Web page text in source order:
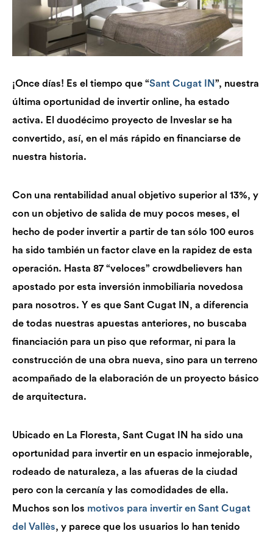
¡Once días! Es el tiempo que “Sant Cugat IN”, nuestra
última oportunidad de invertir online, ha estado
activa. El duodécimo proyecto de Inveslar se ha
convertido, así, en el más rápido en financiarse de
nuestra historia.
Con una rentabilidad anual objetivo superior al 13%, y
con un objetivo de salida de muy pocos meses, el
hecho de poder invertir a partir de tan sólo 100 euros
ha sido también un factor clave en la rapidez de esta
operación. Hasta 87 “veloces” crowdbelievers han
apostado por esta inversión inmobiliaria novedosa
para nosotros. Y es que Sant Cugat IN, a diferencia
de todas nuestras apuestas anteriores, no buscaba
financiación para un piso que reformar, ni para la
construcción de una obra nueva, sino para un terreno
acompañado de la elaboración de un proyecto básico
de arquitectura.
Ubicado en La Floresta, Sant Cugat IN ha sido una
oportunidad para invertir en un espacio inmejorable,
rodeado de naturaleza, a las afueras de la ciudad
pero con la cercanía y las comodidades de ella.
Muchos son los motivos para invertir en Sant Cugat
del Vallès, y parece que los usuarios lo han tenido